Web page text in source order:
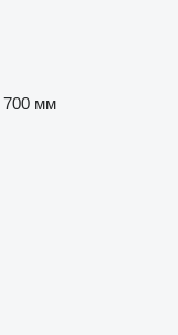
700 мм